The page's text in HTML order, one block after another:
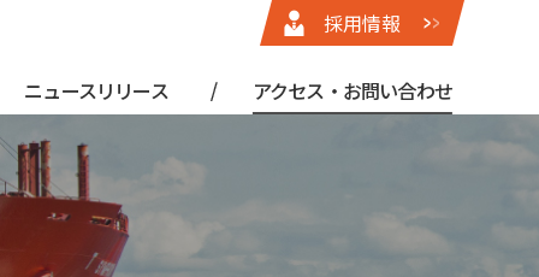
採用情報
ニュースリリース アクセス・お問い合わせ